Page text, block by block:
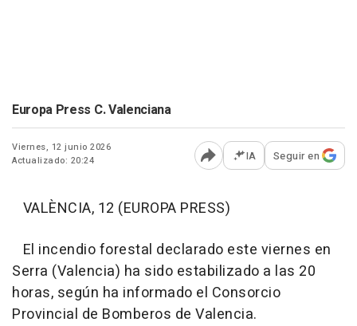
Europa Press C. Valenciana
Viernes, 12 junio 2026
Actualizado: 20:24
Abrir opciones para
IA Seguir en
VALÈNCIA, 12 (EUROPA PRESS)
El incendio forestal declarado este viernes en
Serra (Valencia) ha sido estabilizado a las 20
horas, según ha informado el Consorcio
Provincial de Bomberos de Valencia.